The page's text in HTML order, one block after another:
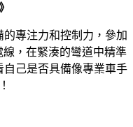
專注力和控制力，參加
線，在緊湊的彎道中精準
自己是否具備像專業車手